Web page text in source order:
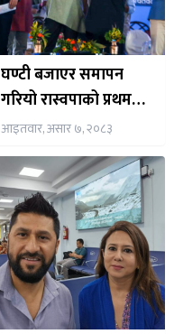
घण्टी बजाएर समापन
गरियो रास्वपाको प्रथम
महाधिवेशन उद्घाटन
समारोह
आइतवार, असार ७, २०८३